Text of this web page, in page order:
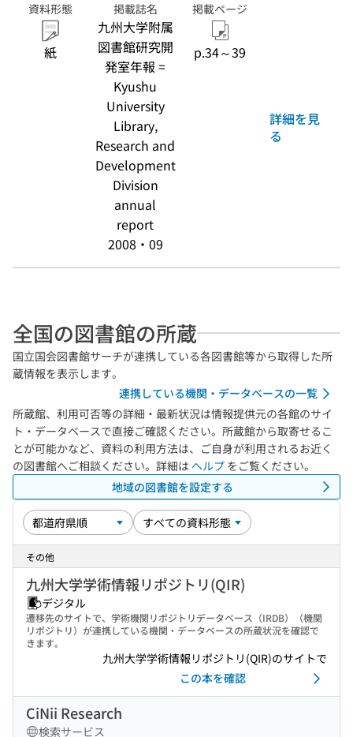
資料形態
紙
掲載誌名
九州大学附属
図書館研究開
発室年報 =
Kyushu
University
Library,
Research and
Development
Division
annual
report
2008・09
掲載ページ
p.34～39
詳細を見
る
全国の図書館の所蔵
国立国会図書館サーチが連携している各図書館等から取得した所
蔵情報を表示します。
連携している機関・データベースの一覧
所蔵館、利用可否等の詳細・最新状況は情報提供元の各館のサイ
ト・データベースで直接ご確認ください。所蔵館から取寄せるこ
とが可能かなど、資料の利用方法は、ご自身が利用されるお近く
の図書館へご相談ください。詳細は ヘルプ をご覧ください。
地域の図書館を設定する
その他
九州大学学術情報リポジトリ(QIR)
デジタル
遷移先のサイトで、学術機関リポジトリデータベース（IRDB）（機関
リポジトリ）が連携している機関・データベースの所蔵状況を確認で
きます。
九州大学学術情報リポジトリ(QIR)のサイトで
この本を確認
CiNii Research
検索サービス